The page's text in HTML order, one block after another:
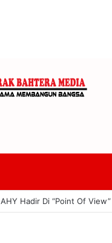
AHY Hadir Di “Point Of